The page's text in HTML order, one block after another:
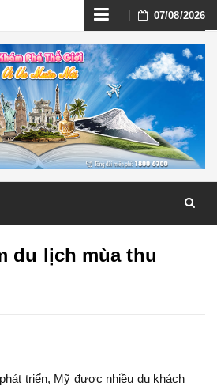
Skip
to
content
07/08/2026
du lịch mùa thu
triển, Mỹ được nhiều du khách